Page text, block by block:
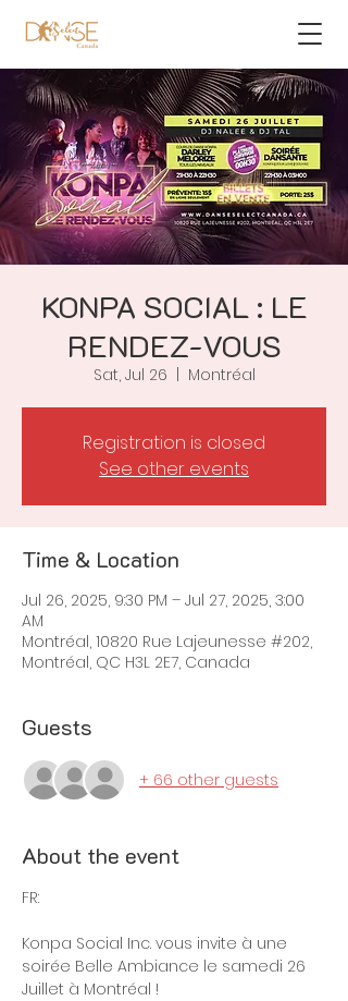
KONPA SOCIAL : LE
RENDEZ-VOUS
Sat, Jul 26 Montréal
Registration is closed
See other events
Time & Location
Jul 26, 2025, 9:30 PM – Jul 27, 2025, 3:00
AM
Montréal, 10820 Rue Lajeunesse #202,
Montréal, QC H3L 2E7, Canada
Guests
+ 66 other guests
About the event
FR:
Konpa Social Inc. vous invite à une
soirée Belle Ambiance le samedi 26
Juillet à Montréal !